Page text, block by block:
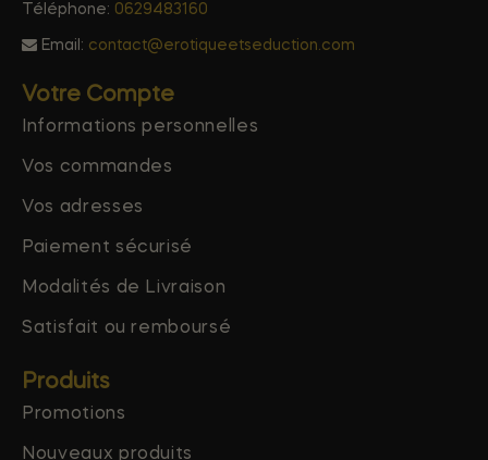
Téléphone: 0629483160
Email: contact@erotiqueetseduction.com
Votre Compte
Informations personnelles
Vos commandes
Vos adresses
Paiement sécurisé
Modalités de Livraison
Satisfait ou remboursé
Produits
Promotions
Nouveaux produits